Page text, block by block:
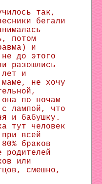
так,
бегали
потом
и
до этого
разошлись
и
маме, не хочу
по ночам
с лампой, что
и бабушку.
тут человек
всей
браков
родителей
или
смешно,